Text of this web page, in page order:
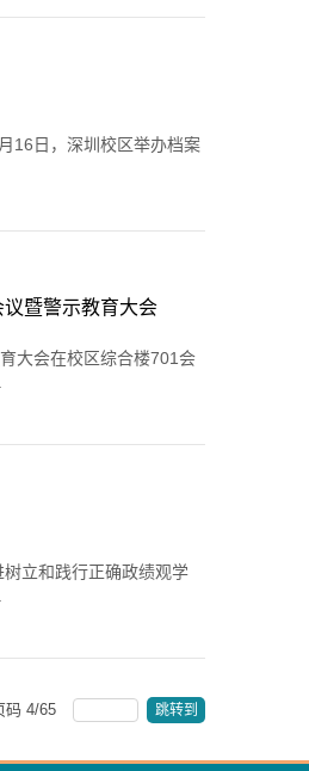
16日，深圳校区举办档案
暨警示教育大会
大会在校区综合楼701会
立和践行正确政绩观学
码 4/65 跳转到